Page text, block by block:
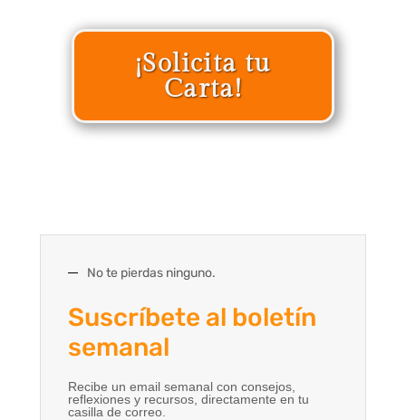
¡Solicita tu
Carta!
No te pierdas ninguno.
Suscríbete al boletín
semanal
Recibe un email semanal con consejos,
reflexiones y recursos, directamente en tu
casilla de correo.